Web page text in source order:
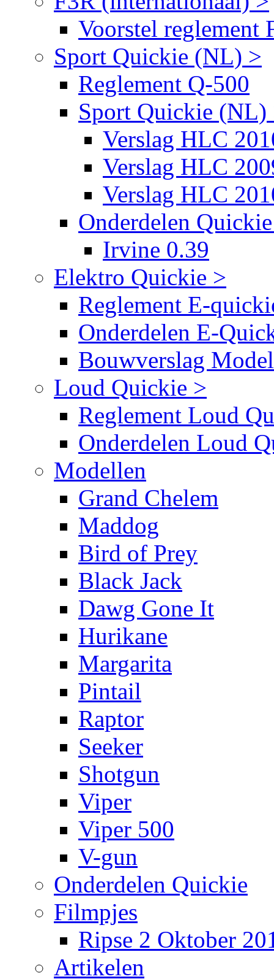
Voorstel reglement
Sport Quickie (NL) >
Reglement Q-500
Sport Quickie (NL)
Verslag HLC
Verslag HLC
Verslag HLC
Onderdelen
Irvine 0.39
Elektro Quickie >
Reglement E-
Onderdelen E-
Bouwverslag
Loud Quickie >
Reglement Loud
Onderdelen Loud
Modellen
Grand Chelem
Maddog
Bird of Prey
Black Jack
Dawg Gone It
Hurikane
Margarita
Pintail
Raptor
Seeker
Shotgun
Viper
Viper 500
V-gun
Onderdelen Quickie
Filmpjes
Ripse 2 Oktober
Artikelen